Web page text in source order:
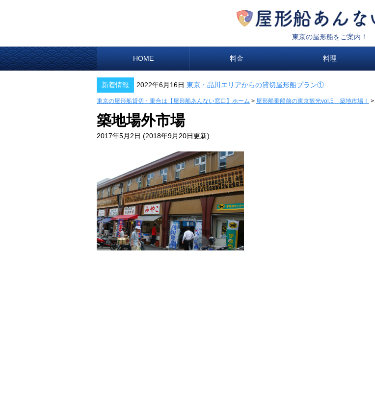
東京の屋形船をご案内！
HOME 料金 料理
新着情報 2022年6月16日 東京・品川エリアからの貸切屋形船プラン①
東京の屋形船貸切・乗合は【屋形船あんない窓口】ホーム > 屋形船乗船前の東京観光vol.5 築地市場！ >
築地場外市場
2017年5月2日 (2018年9月20日更新)